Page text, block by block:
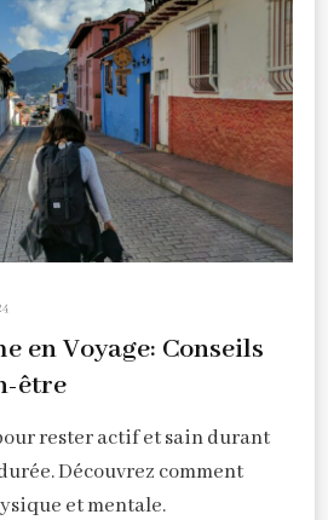
en Voyage: Conseils
être
rester actif et sain durant
Découvrez comment
et mentale.